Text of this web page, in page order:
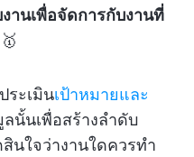
านเพื่อจัดการกับงานที่
ระเมินเป้าหมายและ
นั้นเพื่อสร้างลำดับ
นใจว่างานใดควรทำ